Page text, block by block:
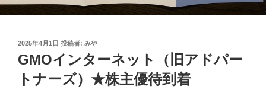
投
稿
日:
2025年4月1日 投稿者: みや
GMOインターネット（旧アドパー
トナーズ）★株主優待到着